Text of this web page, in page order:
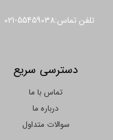
تلفن تماس:55459038-021 55459022-021 09126883974
دسترسی سریع
تماس با ما
درباره ما
سوالات متداول